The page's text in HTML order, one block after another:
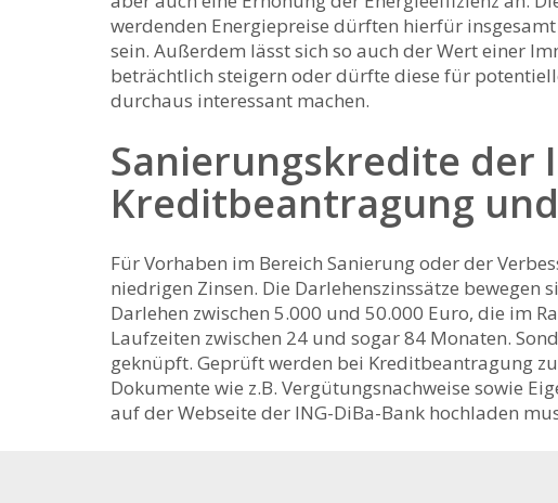
werdenden Energiepreise dürften hierfür
sein. Außerdem lässt sich so auch der Wert einer
beträchtlich steigern oder dürfte diese für
durchaus interessant machen.
Sanierungskredite der
Kreditbeantragung
Für Vorhaben im Bereich Sanierung oder der
niedrigen Zinsen. Die Darlehenszinssätze bewegen
Darlehen zwischen 5.000 und 50.000 Euro, die im
Laufzeiten zwischen 24 und sogar 84 Monaten.
geknüpft. Geprüft werden bei Kreditbeantragung
Dokumente wie z.B. Vergütungsnachweise sowie
auf der Webseite der ING-DiBa-Bank hochladen